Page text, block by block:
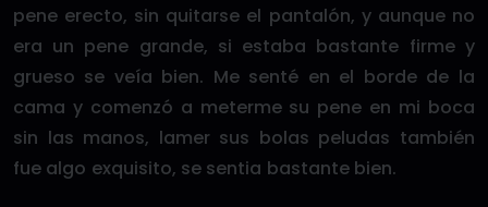
pene erecto, sin quitarse el pantalón, y aunque no
era un pene grande, si estaba bastante firme y
grueso se veía bien. Me senté en el borde de la
cama y comenzó a meterme su pene en mi boca
sin las manos, lamer sus bolas peludas también
fue algo exquisito, se sentia bastante bien.